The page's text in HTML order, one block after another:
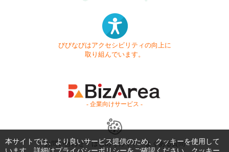
びびなびはアクセシビリティの向上に
取り組んでいます。
- 企業向けサービス -
お問い合わせ はじめてガイド よくある質問
本サイトでは、より良いサービス提供のため、クッキーを使用して